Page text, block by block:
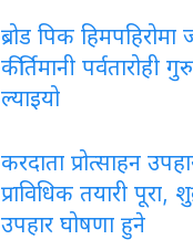
ब्रोड पिक
कीर्तिमानी
ल्याइयो
करदाता प्रोत्साहन
प्राविधिक तयारी पूरा,
उपहार घोषणा हुने